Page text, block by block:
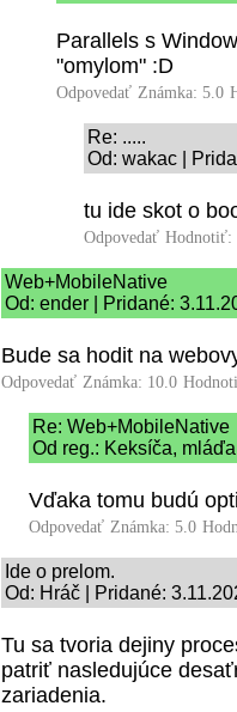
Parallels s
"omylom" :D
Odpovedať Známka: 5.0
Re: .....
Od: wakac |
tu ide skot o
Odpovedať Hodnotiť:
Web+MobileNative
Od: ender | Pridané:
Bude sa hodit na
Odpovedať Známka: 10.0
Re: Web+MobileNative
Od reg.: Keksíča,
Vďaka tomu budú
Odpovedať Známka: 5.0
Ide o prelom.
Od: Hráč | Pridané:
Tu sa tvoria dejiny
patriť nasledujúce
zariadenia.